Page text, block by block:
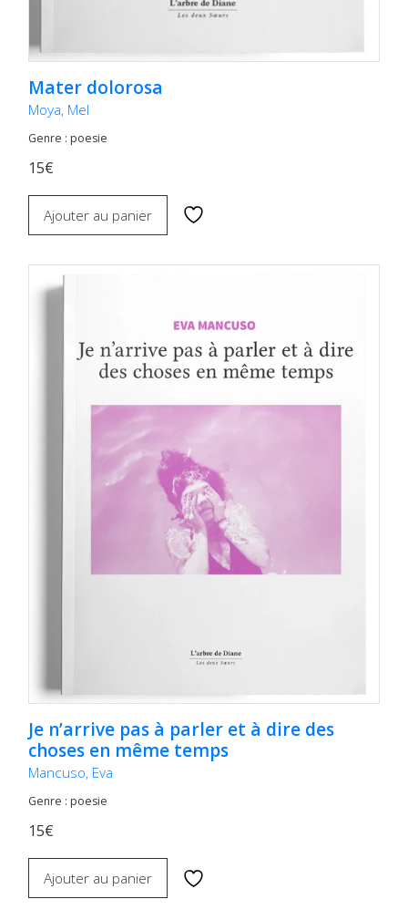
Mater dolorosa
Moya, Mel
Genre : poesie
15€
Ajouter au panier
Je n’arrive pas à parler et à dire des
choses en même temps
Mancuso, Eva
Genre : poesie
15€
Ajouter au panier